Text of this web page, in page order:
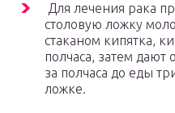
Для лечения рака
столовую ложку
стаканом кипятка,
полчаса, затем
за полчаса до еды
ложке.